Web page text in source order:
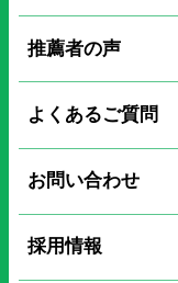
推薦者の声
よくあるご質問
お問い合わせ
採用情報